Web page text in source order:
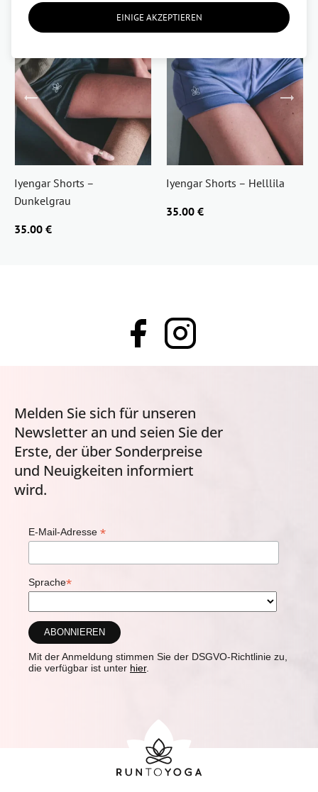
EINIGE AKZEPTIEREN
Iyengar Shorts –
Dunkelgrau
35.00 €
Iyengar Shorts – Helllila
35.00 €
Melden Sie sich für unseren
Newsletter an und seien Sie der
Erste, der über Sonderpreise
und Neuigkeiten informiert
wird.
E-Mail-Adresse *
Sprache*
Mit der Anmeldung stimmen Sie der DSGVO-Richtlinie zu,
die verfügbar ist unter hier.